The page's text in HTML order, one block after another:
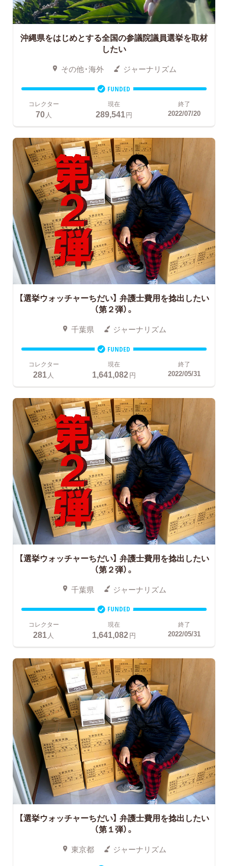
沖縄県をはじめとする全国の参議院議員選挙を取材
したい
その他・海外 ジャーナリズム
FUNDED
コレクター
70人
現在
289,541円
終了
2022/07/20
【選挙ウォッチャーちだい】 弁護士費用を捻出したい
（第２弾）。
千葉県 ジャーナリズム
FUNDED
コレクター
281人
現在
1,641,082円
終了
2022/05/31
【選挙ウォッチャーちだい】 弁護士費用を捻出したい
（第２弾）。
千葉県 ジャーナリズム
FUNDED
コレクター
281 人
現在
1,641,082円
終了
2022/05/31
【選挙ウォッチャーちだい】 弁護士費用を捻出したい
（第１弾）。
東京都 ジャーナリズム